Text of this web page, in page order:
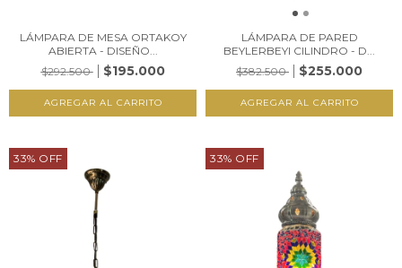
LÁMPARA DE MESA ORTAKOY
ABIERTA - DISEÑO...
$292.500
$195.000
LÁMPARA DE PARED
BEYLERBEYI CILINDRO - D...
$382.500
$255.000
33% OFF 33% OFF